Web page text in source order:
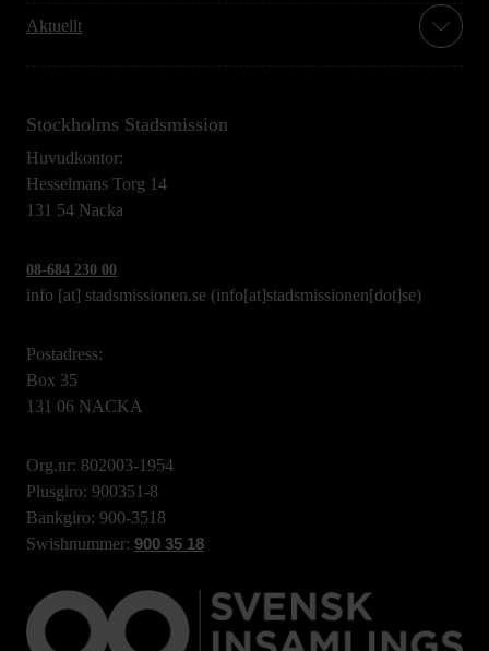
Aktuellt
Stockholms Stadsmission
Huvudkontor:
Hesselmans Torg 14
131 54 Nacka
08-684 230 00
info [at] stadsmissionen.se (info[at]stadsmissionen[dot]se)
Postadress:
Box 35
131 06 NACKA
Org.nr: 802003-1954
Plusgiro: 900351-8
Bankgiro: 900-3518
Swishnummer: 900 35 18